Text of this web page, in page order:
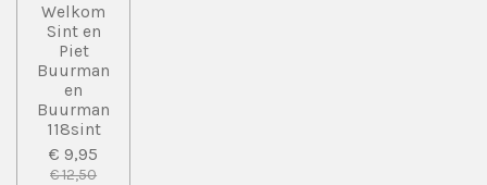
Welkom
Sint en
Piet
Buurman
en
Buurman
118sint
€ 9,95
€ 12,50